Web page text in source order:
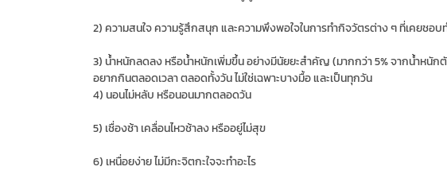
2) ความสนใจ ความรู้สึกสนุก และความพึงพอใจในการทำกิจวัตรต่าง ๆ ที่เคยชอบ
3) น้ำหนักลดลง หรือน้ำหนักเพิ่มขึ้น อย่างมีนัยยะสำคัญ (มากกว่า 5% จากน้ำหนักตั
อยากกินตลอดเวลา ตลอดทั้งวัน ไม่ใช่เฉพาะบางมื้อ และเป็นทุกวัน
4) นอนไม่หลับ หรือนอนมากตลอดวัน
5) เชื่องช้า เคลื่อนไหวช้าลง หรืออยู่ไม่สุข
6) เหนื่อยง่าย ไม่มีกะจิตกะใจจะทำอะไร